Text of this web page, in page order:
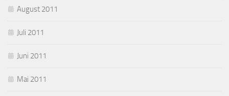
August 2011
Juli 2011
Juni 2011
Mai 2011